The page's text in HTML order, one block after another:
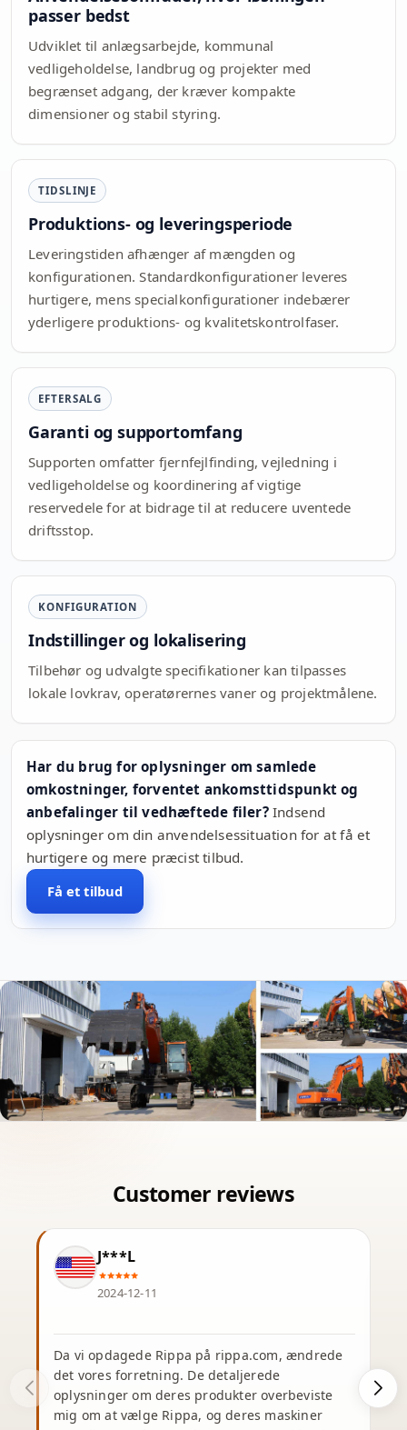
passer bedst
Udviklet til anlægsarbejde, kommunal
vedligeholdelse, landbrug og projekter med
begrænset adgang, der kræver kompakte
dimensioner og stabil styring.
TIDSLINJE
Produktions- og leveringsperiode
Leveringstiden afhænger af mængden og
konfigurationen. Standardkonfigurationer leveres
hurtigere, mens specialkonfigurationer indebærer
yderligere produktions- og kvalitetskontrolfaser.
EFTERSALG
Garanti og supportomfang
Supporten omfatter fjernfejlfinding, vejledning i
vedligeholdelse og koordinering af vigtige
reservedele for at bidrage til at reducere uventede
driftsstop.
KONFIGURATION
Indstillinger og lokalisering
Tilbehør og udvalgte specifikationer kan tilpasses
lokale lovkrav, operatørernes vaner og projektmålene.
Har du brug for oplysninger om samlede
omkostninger, forventet ankomsttidspunkt og
anbefalinger til vedhæftede filer?Indsend
oplysninger om din anvendelsessituation for at få et
hurtigere og mere præcist tilbud.
Få et tilbud
J***L
2024-12-11
Da vi opdagede Rippa på rippa.com, ændrede
det vores forretning. De detaljerede
oplysninger om deres produkter overbeviste
mig om at vælge Rippa, og deres maskiner